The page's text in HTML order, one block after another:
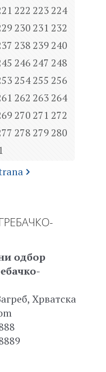
222 223 224
230 231 232
238 239 240
246 247 248
254255 256
262 263 264
270 271 272
278 279 280
одбор
Хрватска